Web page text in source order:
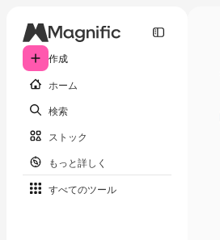
作成
ホーム
検索
ストック
もっと詳しく
すべてのツール